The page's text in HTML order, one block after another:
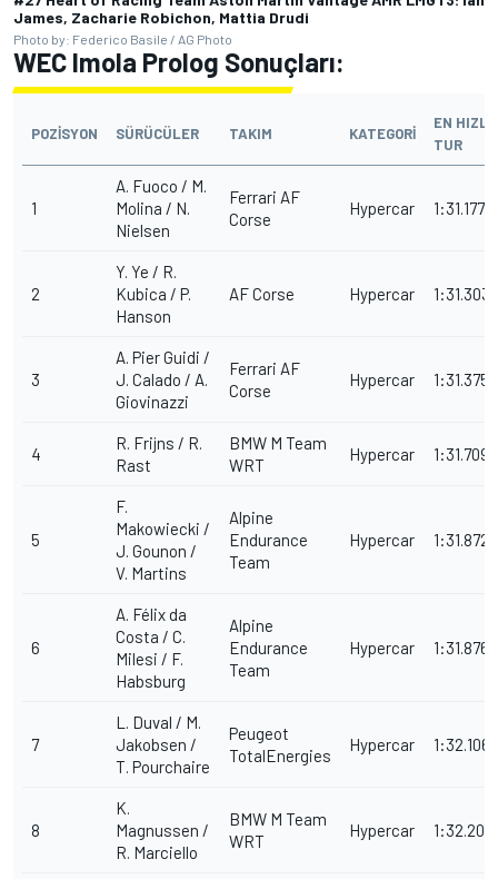
James, Zacharie Robichon, Mattia Drudi
Photo by: Federico Basile / AG Photo
WEC Imola Prolog Sonuçları:
POZİSYON SÜRÜCÜLER TAKIM KATEGORİ
EN HIZLI
TUR
1
A. Fuoco / M.
Molina / N.
Nielsen
Ferrari AF
Corse
Hypercar 1:31.177
2
Y. Ye / R.
Kubica / P.
Hanson
AF Corse Hypercar 1:31.303
3
A. Pier Guidi /
J. Calado / A.
Giovinazzi
Ferrari AF
Corse
Hypercar 1:31.375
4
R. Frijns / R.
Rast
BMW M Team
WRT
Hypercar 1:31.709
5
F.
Makowiecki /
J. Gounon /
V. Martins
Alpine
Endurance
Team
Hypercar 1:31.872
6
A. Félix da
Costa / C.
Milesi / F.
Habsburg
Alpine
Endurance
Team
Hypercar 1:31.876
7
L. Duval / M.
Jakobsen /
T. Pourchaire
Peugeot
TotalEnergies
Hypercar 1:32.106
8
K.
Magnussen /
R. Marciello
BMW M Team
WRT
Hypercar 1:32.204